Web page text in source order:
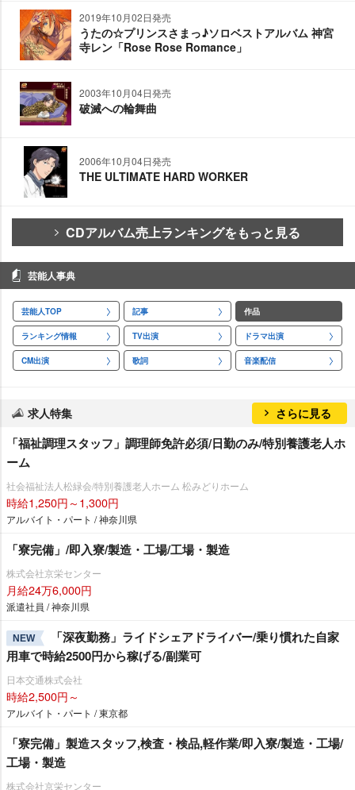
2019年10月02日発売
うたの☆プリンスさまっ♪ソロベストアルバム 神宮
寺レン「Rose Rose Romance」
2003年10月04日発売
破滅への輪舞曲
2006年10月04日発売
THE ULTIMATE HARD WORKER
CDアルバム売上ランキングをもっと見る
芸能人事典
芸能人TOP 記事 作品
ランキング情報 TV出演 ドラマ出演
CM出演 歌詞 音楽配信
求人特集 さらに見る
「福祉調理スタッフ」調理師免許必須/日勤のみ/特別養護老人ホ
ーム
社会福祉法人松緑会/特別養護老人ホーム 松みどりホーム
時給1,250円～1,300円
アルバイト・パート / 神奈川県
「寮完備」/即入寮/製造・工場/工場・製造
株式会社京栄センター
月給24万6,000円
派遣社員 / 神奈川県
NEW
「深夜勤務」ライドシェアドライバー/乗り慣れた自家
用車で時給2500円から稼げる/副業可
日本交通株式会社
時給2,500円～
アルバイト・パート / 東京都
「寮完備」製造スタッフ,検査・検品,軽作業/即入寮/製造・工場/
工場・製造
株式会社京栄センター